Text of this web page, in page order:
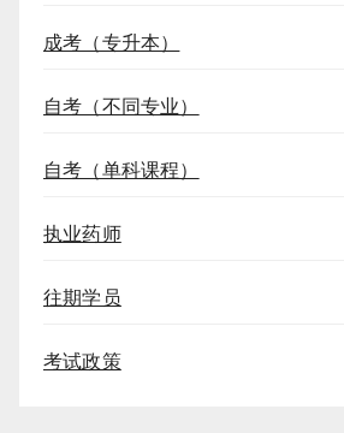
成考（专升本）
自考（不同专业）
自考（单科课程）
执业药师
往期学员
考试政策